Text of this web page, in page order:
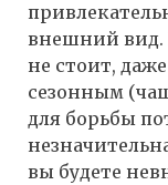
внешний вид.
не стоит,
сезонным
для борьбы
вы будете